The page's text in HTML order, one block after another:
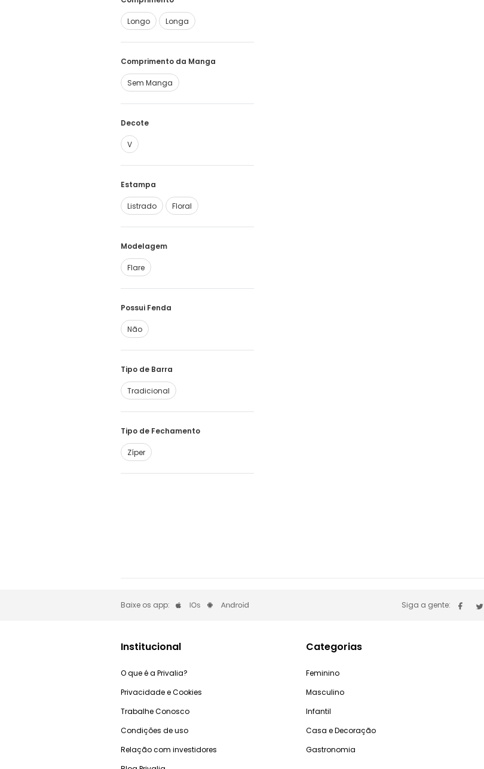
Longo Longa
Comprimento da Manga
Sem Manga
Decote
V
Estampa
Listrado Floral
Modelagem
Flare
Possui Fenda
Não
Tipo de Barra
Tradicional
Tipo de Fechamento
Zíper
Baixe os app: Siga a gente:
Institucional
O que é a Privalia?
Privacidade e Cookies
Trabalhe Conosco
Condições de uso
Relação com investidores
Categorias
Feminino
Masculino
Infantil
Casa e Decoração
Gastronomia